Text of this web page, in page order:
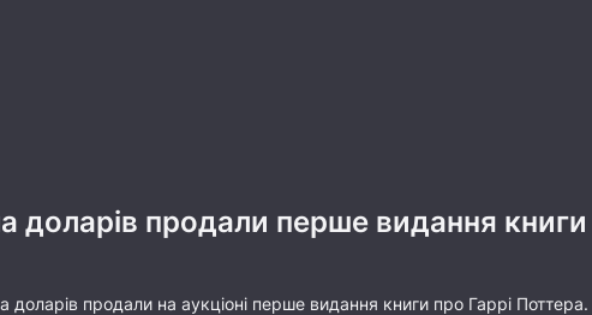
продали перше видання книги
продали на аукціоні перше видання книги про Гаррі Поттера.